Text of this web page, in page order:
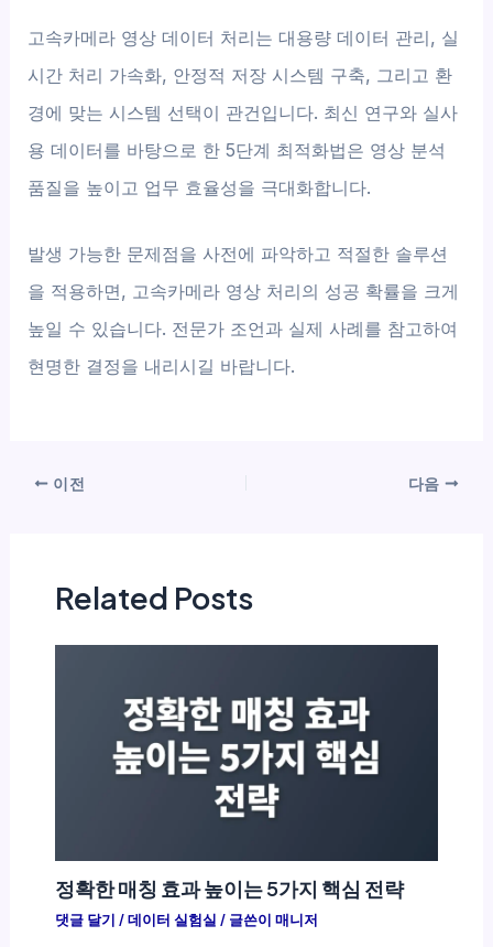
고속카메라 영상 데이터 처리는 대용량 데이터 관리, 실
시간 처리 가속화, 안정적 저장 시스템 구축, 그리고 환
경에 맞는 시스템 선택이 관건입니다. 최신 연구와 실사
용 데이터를 바탕으로 한 5단계 최적화법은 영상 분석
품질을 높이고 업무 효율성을 극대화합니다.
발생 가능한 문제점을 사전에 파악하고 적절한 솔루션
을 적용하면, 고속카메라 영상 처리의 성공 확률을 크게
높일 수 있습니다. 전문가 조언과 실제 사례를 참고하여
현명한 결정을 내리시길 바랍니다.
이전 다음
Related Posts
정확한 매칭 효과 높이는 5가지 핵심 전략
댓글 달기 / 데이터 실험실 / 글쓴이 매니저